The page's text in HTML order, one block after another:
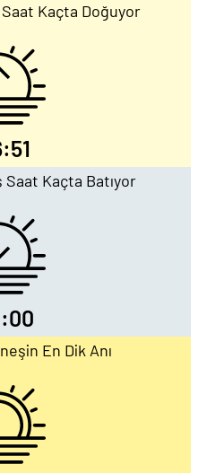
Kaçta Doğuyor
Kaçta Batıyor
En Dik Anı